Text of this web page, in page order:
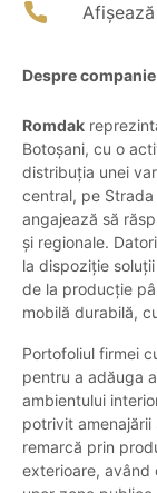
Despre
Romdak
Botoșani, cu o
distribuția unei
central, pe Strada
angajează să
și regionale.
la dispoziție
de la producție
mobilă durabilă,
Portofoliul firmei
pentru a adăuga
ambientului
potrivit
remarcă prin
exterioare, având